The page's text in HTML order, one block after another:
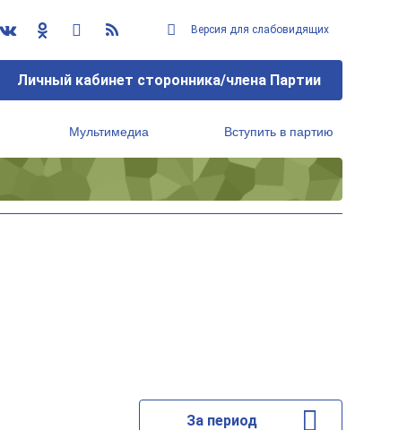
Версия для слабовидящих
Личный кабинет сторонника/члена Партии
Мультимедиа Вступить в партию
За период